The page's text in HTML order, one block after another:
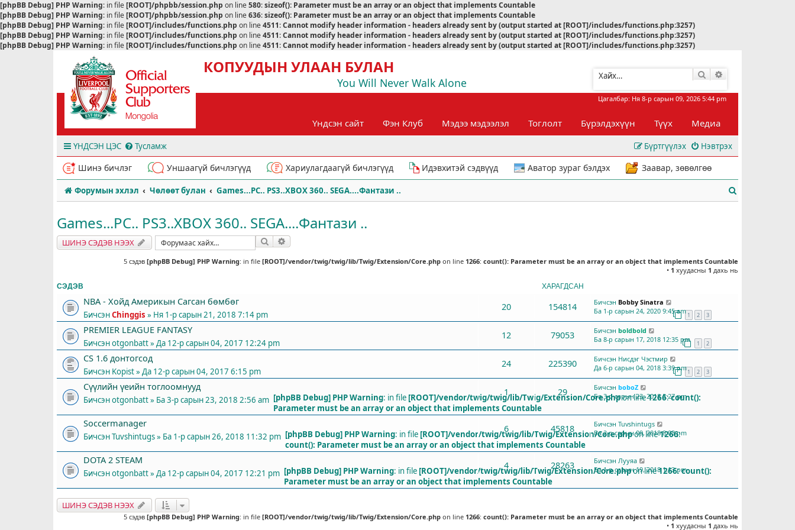
[phpBB Debug] PHP Warning: in file[ROOT]/phpbb/session.php on line580:sizeof(): Parameter must be an array or an object that implements Countable
[phpBB Debug] PHP Warning: in file[ROOT]/phpbb/session.php on line636:sizeof(): Parameter must be an array or an object that implements Countable
[phpBB Debug] PHP Warning: in file[ROOT]/includes/functions.php on line4511:Cannot modify header information - headers already sent by (output started at [ROOT]/includes/functions.php:3257)
[phpBB Debug] PHP Warning: in file[ROOT]/includes/functions.php on line4511:Cannot modify header information - headers already sent by (output started at [ROOT]/includes/functions.php:3257)
[phpBB Debug] PHP Warning: in file[ROOT]/includes/functions.php on line4511:Cannot modify header information - headers already sent by (output started at [ROOT]/includes/functions.php:3257)
КОПУУДЫН УЛААН БУЛАН
You Will Never Walk Alone
Хайлт
Цагалбар: Ня 8-р сарын 09, 2026 5:44 pm
Үндсэн сайт Фэн Клуб Мэдээ мэдээлэл Тоглолт Бүрэлдэхүүн Түүх Медиа
ҮНДСЭН ЦЭС Тусламж Нэвтрэх
Бүртгүүлэх
Шинэ бичлэг Уншаагүй бичлэгүүд Хариулагдаагүй бичлэгүүд Идэвхитэй сэдвүүд Аватор зураг бэлдэх Заавар, зөвөлгөө
Форумын эхлэл Чөлөөт булан Games...PC.. PS3..XBOX 360.. SEGA....Фантази ..
Games...PC.. PS3..XBOX 360.. SEGA....Фантази ..
ШИНЭ СЭДЭВ НЭЭХ Хайлт
5 сэдэв [phpBB Debug] PHP Warning: in file [ROOT]/vendor/twig/twig/lib/Twig/Extension/Core.php on line 1266: count(): Parameter must be an array or an object that implements Countable
• 1 хуудасны 1 дахь нь
СЭДЭВ ХАРАГДСАН
NBA - Хойд Америкын Сагсан бөмбөг
БичсэнChinggis » Ня 1-р сарын 21, 2018 7:14 pm 1 2 3
20 154814 Бичсэн Bobby Sinatra
Ба 1-р сарын 24, 2020 9:45 am
PREMIER LEAGUE FANTASY
Бичсэнotgonbatt» Да 12-р сарын 04, 2017 12:24 pm 1 2
12 79053 Бичсэн boldbold
Ба 8-р сарын 17, 2018 12:35 pm
СS 1.6 донтогсод
Бичсэн Kopist» Да 12-р сарын 04, 2017 6:15 pm 1 2 3
24 225390 Бичсэн Нисдэг Чэстмир
Да 6-р сарын 04, 2018 3:39 pm
Сүүлийн үеийн тоглоомнууд
Бичсэнotgonbatt» Ба 3-р сарын 23, 2018 2:56 am [phpBB Debug] PHP Warning: in file [ROOT]/vendor/twig/twig/lib/Twig/Extension/Core.phpon line1266:count():
Parameter must be an array or an object that implements Countable
1 29 Бичсэн boboZ
Ба 3-р сарын 23, 2018 5:27 pm
Soccermanager
БичсэнTuvshintugs» Ба 1-р сарын 26, 2018 11:32 pm [phpBB Debug] PHP Warning: in file [ROOT]/vendor/twig/twig/lib/Twig/Extension/Core.phpon line1266:
count(): Parameter must be an array or an object that implements Countable
6 45818 Бичсэн Tuvshintugs
Ба 2-р сарын 09, 2018 8:03 pm
DOTA 2 STEAM
Бичсэнotgonbatt» Да 12-р сарын 04, 2017 12:21 pm [phpBB Debug] PHP Warning: in file [ROOT]/vendor/twig/twig/lib/Twig/Extension/Core.phpon line1266:count():
Parameter must be an array or an object that implements Countable
4 28263 Бичсэн Лууяа
Ба 1-р сарын 19, 2018 1:13 pm
ШИНЭ СЭДЭВ НЭЭХ
5 сэдэв [phpBB Debug] PHP Warning: in file [ROOT]/vendor/twig/twig/lib/Twig/Extension/Core.php on line 1266: count(): Parameter must be an array or an object that implements Countable
• 1 хуудасны 1 дахь нь